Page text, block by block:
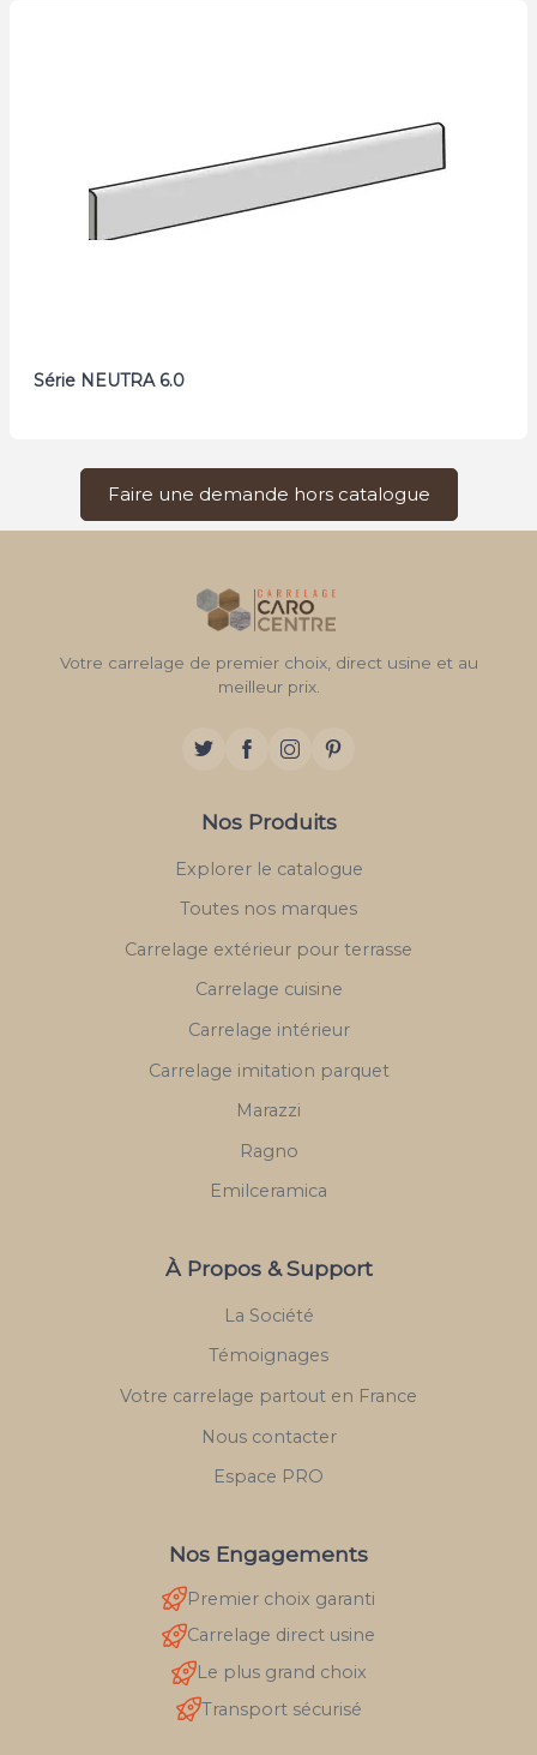
Série NEUTRA 6.0
Faire une demande hors catalogue
Votre carrelage de premier choix, direct usine et au
meilleur prix.
Nos Produits
Explorer le catalogue
Toutes nos marques
Carrelage extérieur pour terrasse
Carrelage cuisine
Carrelage intérieur
Carrelage imitation parquet
Marazzi
Ragno
Emilceramica
À Propos & Support
La Société
Témoignages
Votre carrelage partout en France
Nous contacter
Espace PRO
Nos Engagements
Premier choix garanti
Carrelage direct usine
Le plus grand choix
Transport sécurisé